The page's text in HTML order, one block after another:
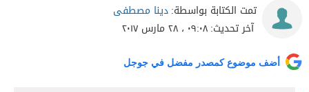
تمت الكتابة بواسطة:دينا مصطفى
آخر تحديث:٠٩:٠٨ ، ٢٨ مارس ٢٠١٧
أضف موضوع كمصدر مفضل في جوجل